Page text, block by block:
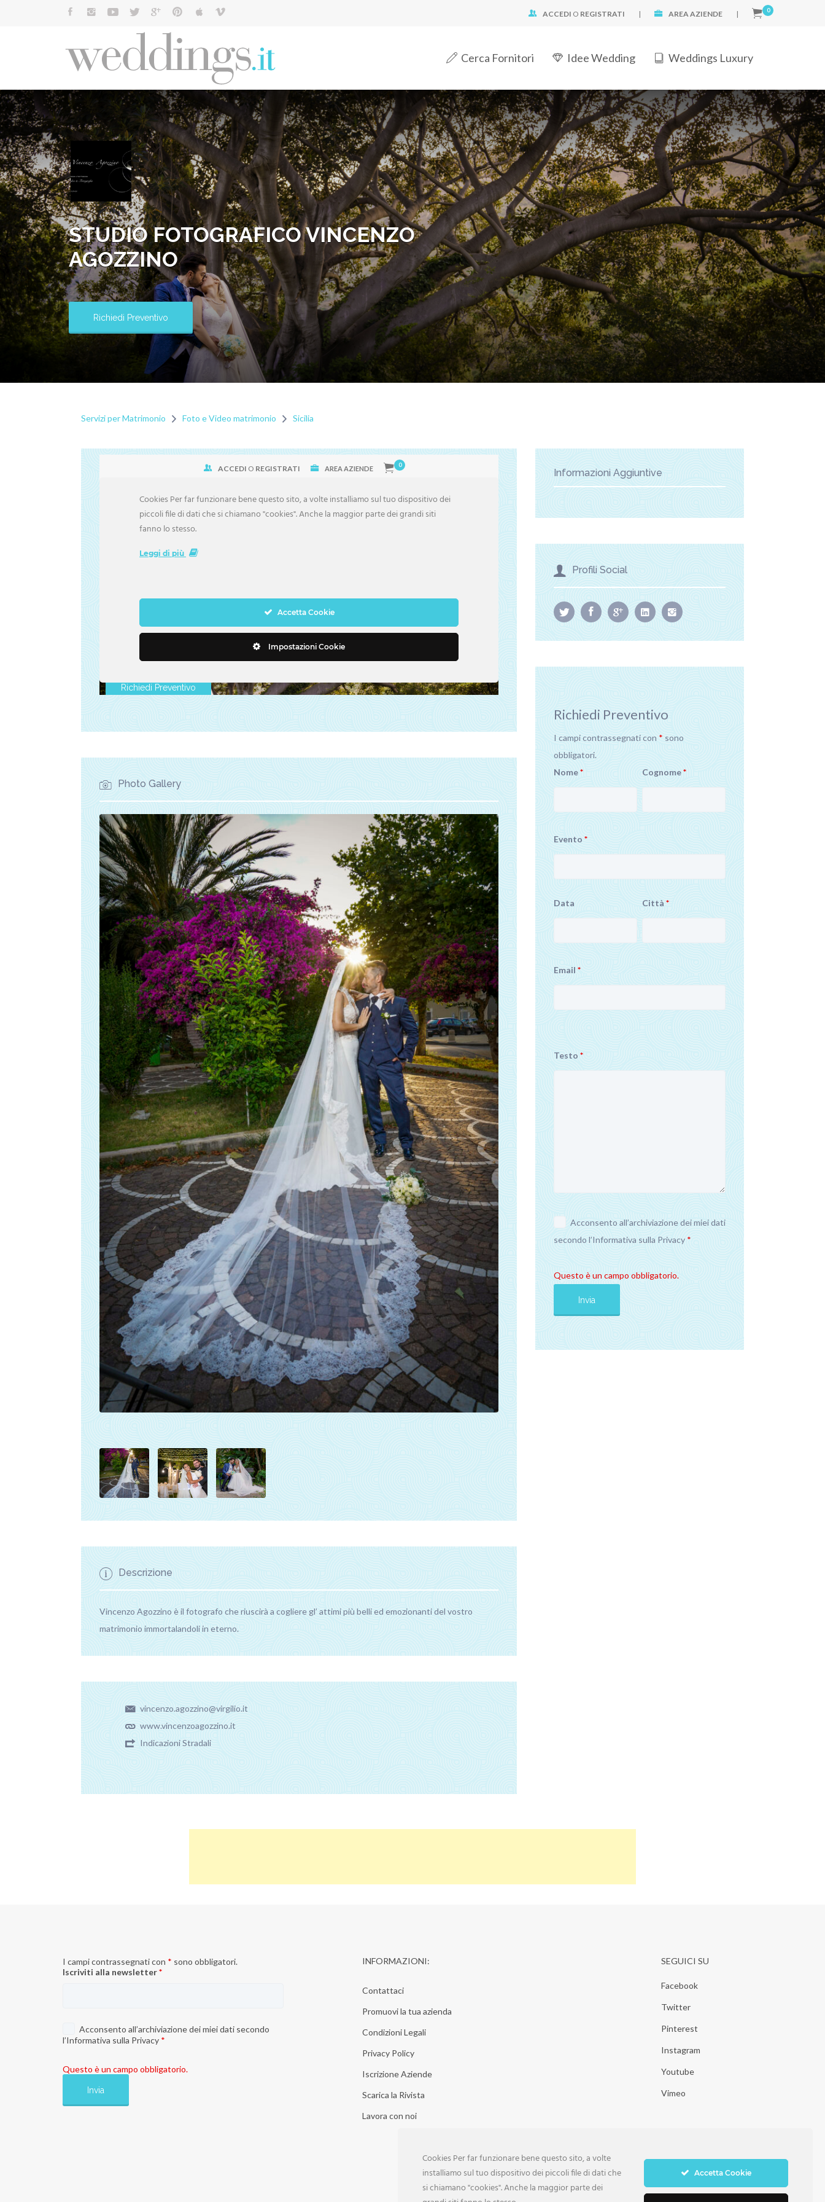
ACCEDI O REGISTRATI | AREA AZIENDE | 0
Cerca Fornitori Idee Wedding Weddings Luxury
Cerca:
STUDIO FOTOGRAFICO VINCENZO
AGOZZINO
Richiedi Preventivo
Servizi per Matrimonio Foto e Video matrimonio Sicilia
Photo Gallery
Descrizione
Vincenzo Agozzino è il fotografo che riuscirà a cogliere gl’ attimi più belli ed emozionanti del vostro
matrimonio immortalandoli in eterno.
vincenzo.agozzino@virgilio.it
www.vincenzoagozzino.it
Indicazioni Stradali
Informazioni Aggiuntive
Profili Social
Richiedi Preventivo
I campi contrassegnati con * sono
obbligatori.
Nome* Cognome*
Evento *
Data Città *
Email *
Testo *
Acconsento all’archiviazione dei miei dati
secondo l’Informativa sulla Privacy *
Questo è un campo obbligatorio.
I campi contrassegnati con * sono obbligatori.
Iscriviti alla newsletter*
Acconsento all’archiviazione dei miei dati secondo
l’Informativa sulla Privacy *
Questo è un campo obbligatorio.
INFORMAZIONI:
Contattaci
Promuovi la tua azienda
Condizioni Legali
Privacy Policy
Iscrizione Aziende
Scarica la Rivista
Lavora con noi
SEGUICI SU
Facebook
Twitter
Pinterest
Instagram
Youtube
Vimeo
Cookies Per far funzionare bene questo sito, a volte
installiamo sul tuo dispositivo dei piccoli file di dati che
si chiamano "cookies". Anche la maggior parte dei
Accetta Cookie